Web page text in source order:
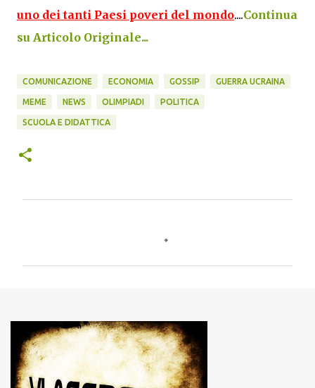
uno dei tanti Paesi poveri del mondo....Continua
su Articolo Originale...
COMUNICAZIONE ECONOMIA GOSSIP GUERRA UCRAINA
MEME NEWS OLIMPIADI POLITICA
SCUOLA E DIDATTICA
n
t
i